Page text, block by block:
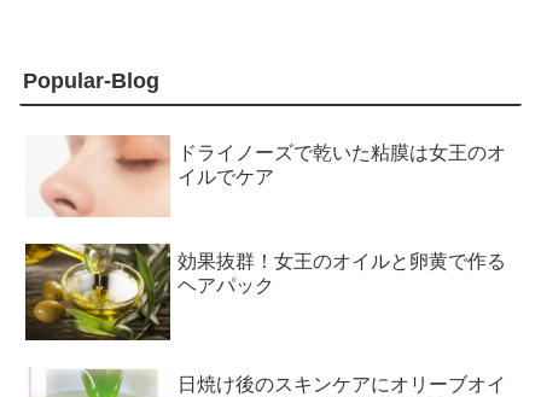
Popular-Blog
ドライノーズで乾いた粘膜は女王のオ
イルでケア
効果抜群！女王のオイルと卵黄で作る
ヘアパック
日焼け後のスキンケアにオリーブオイ